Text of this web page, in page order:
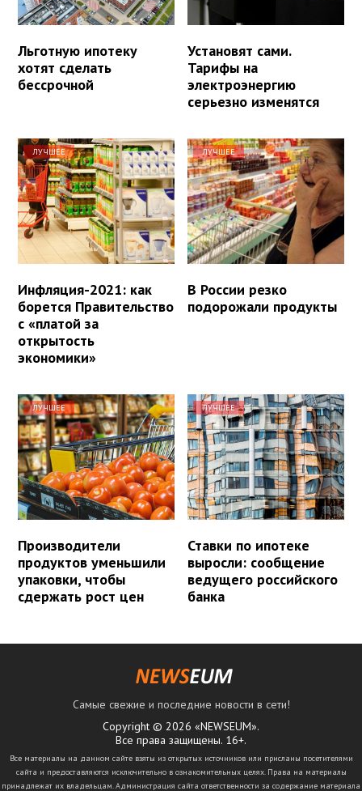
Льготную ипотеку
хотят сделать
бессрочной
Установят сами.
Тарифы на
электроэнергию
серьезно изменятся
ЛУЧШЕЕ
Инфляция-2021: как
борется Правительство
с «платой за
открытость
экономики»
ЛУЧШЕЕ
В России резко
подорожали продукты
ЛУЧШЕЕ
Производители
продуктов уменьшили
упаковки, чтобы
сдержать рост цен
ЛУЧШЕЕ
Ставки по ипотеке
выросли: сообщение
ведущего российского
банка
Самые свежие и последние новости в сети!
Copyright © 2026 «NEWSEUM».
Все права защищены. 16+.
Все материалы на данном сайте взяты из открытых источников или присланы посетителями
сайта и предоставляются исключительно в ознакомительных целях. Права на материалы
принадлежат их владельцам. Администрация сайта ответственности за содержание материала